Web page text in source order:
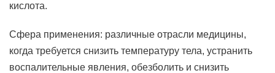
кислота.
Сфера применения: различные отрасли медицины,
когда требуется снизить температуру тела, устранить
воспалительные явления, обезболить и снизить